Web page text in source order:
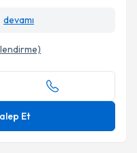
devamı
Et